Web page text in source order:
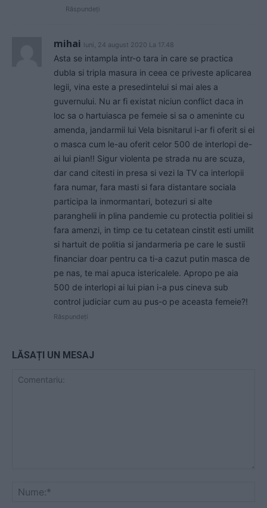
Răspundeți
mihai luni, 24 august 2020 La 17.48
Asta se intampla intr-o tara in care se practica
dubla si tripla masura in ceea ce priveste aplicarea
legii, vina este a presedintelui si mai ales a
guvernului. Nu ar fi existat niciun conflict daca in
loc sa o hartuiasca pe femeie si sa o ameninte cu
amenda, jandarmii lui Vela bisnitarul i-ar fi oferit si ei
o masca cum le-au oferit celor 500 de interlopi de-
ai lui pian!! Sigur violenta pe strada nu are scuza,
dar cand citesti in presa si vezi la TV ca interlopii
fara numar, fara masti si fara distantare sociala
participa la inmormantari, botezuri si alte
paranghelii in plina pandemie cu protectia politiei si
fara amenzi, in timp ce tu cetatean cinstit esti umilit
si hartuit de politia si jandarmeria pe care le sustii
financiar doar pentru ca ti-a cazut putin masca de
pe nas, te mai apuca istericalele. Apropo pe aia
500 de interlopi ai lui pian i-a pus cineva sub
control judiciar cum au pus-o pe aceasta femeie?!
Răspundeți
LĂSAȚI UN MESAJ